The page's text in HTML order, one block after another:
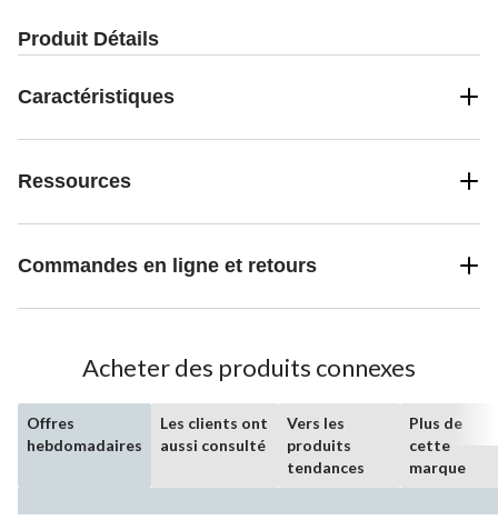
Produit Détails
Caractéristiques
Ressources
Commandes en ligne et retours
Acheter des produits connexes
Offres
hebdomadaires
Les clients ont
aussi consulté
Vers les
produits
tendances
Plus de
cette
marque